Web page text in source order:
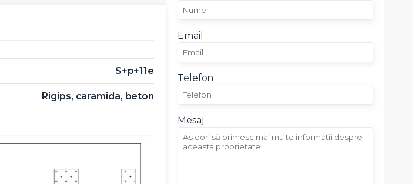
S+p+11e
Rigips, caramida, beton
Email
Telefon
Mesaj